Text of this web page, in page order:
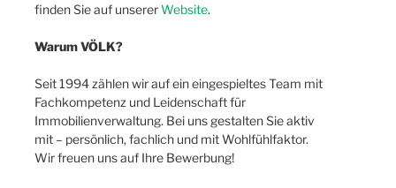
finden Sie auf unsererWebsite.
Warum VÖLK?
Seit 1994 zählen wir auf ein eingespieltes Team mit
Fachkompetenz und Leidenschaft für
Immobilienverwaltung. Bei uns gestalten Sie aktiv
mit – persönlich, fachlich und mit Wohlfühlfaktor.
Wir freuen uns auf Ihre Bewerbung!